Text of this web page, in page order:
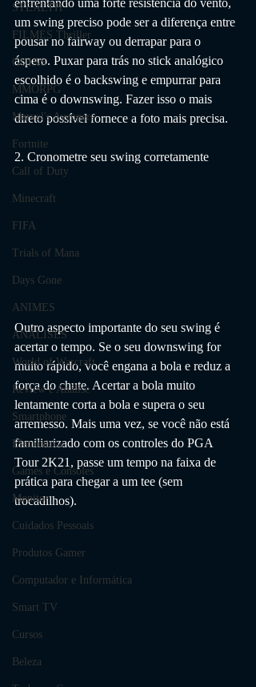
STEALTH
FILMES Thriller
GUIAS
MMORPG
Marvel's Avengers
Fortnite
Call of Duty
Minecraft
FIFA
Trials of Mana
Days Gone
ANIMES
ANÁLISES
World of Warcraft
Review e Análise
Smartphone
Eletrônicos
Games e Consoles
Monitor
Cuidados Pessoais
Produtos Gamer
Computador e Informática
Smart TV
Cursos
Beleza
enfrentando uma forte resistência do vento,
um swing preciso pode ser a diferença entre
pousar no fairway ou derrapar para o
áspero. Puxar para trás no stick analógico
escolhido é o backswing e empurrar para
cima é o downswing. Fazer isso o mais
direto possível fornece a foto mais precisa.
2. Cronometre seu swing corretamente
Outro aspecto importante do seu swing é
acertar o tempo. Se o seu downswing for
muito rápido, você engana a bola e reduz a
força do chute. Acertar a bola muito
lentamente corta a bola e supera o seu
arremesso. Mais uma vez, se você não está
familiarizado com os controles do PGA
Tour 2K21, passe um tempo na faixa de
prática para chegar a um tee (sem
trocadilhos).